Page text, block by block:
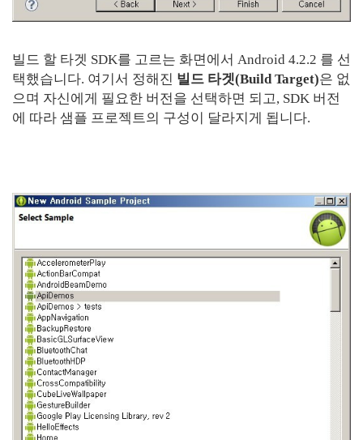
빌드 할 타겟 SDK를 고르는 화면에서 Android 4.2.2 를 선
택했습니다. 여기서 정해진 빌드 타겟(Build Target)은 없
으며 자신에게 필요한 버전을 선택하면 되고, SDK 버전
에 따라 샘플 프로젝트의 구성이 달라지게 됩니다.